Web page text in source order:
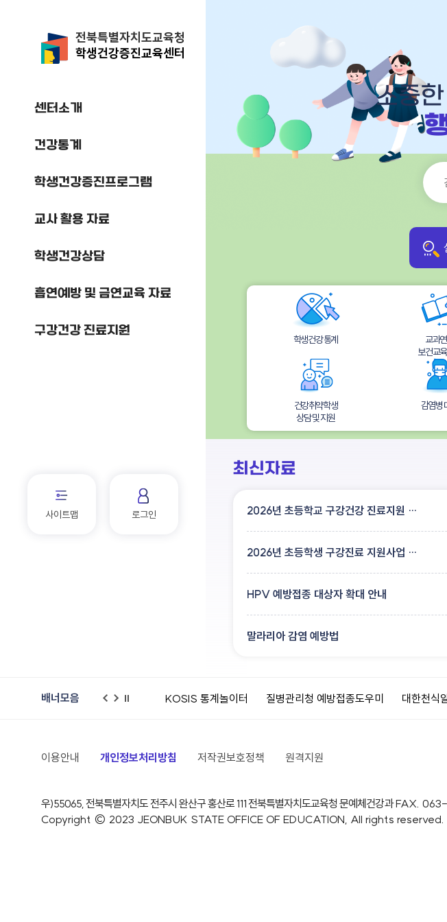
전북특별자치도교육청
학생건강증진교육센터
센터소개
건강통계
학생건강증진프로그램
교사 활용 자료
학생건강상담
흡연예방 및 금연교육 자료
구강건강 진료지원
사이트맵 로그인
소중
학생건강 통계
교과
보건교
건강취약학생
상담 및 지원
감염병
최신자료
2026년 초등학교 구강건강 진료지원 사업(치과용_검진비 청구 및 정산 확인서)
2026년 초등학생 구강진료 지원사업 참여 치과 병(의)원 명단
HPV 예방접종 대상자 확대 안내
말라리아 감염 예방법
배너모음
강상식/정보 KOSIS 통계놀이터 질병관리청 예방접종도우미 대한천식알레르기학회 아토피
이용안내 개인정보처리방침 저작권보호정책 원격지원
우)55065, 전북특별자치도 전주시 완산구 홍산로 111전북특별자치도교육청 문예체건강과 FAX.
Copyright © 2023 JEONBUK STATE OFFICE OF EDUCATION, All rights reserved.